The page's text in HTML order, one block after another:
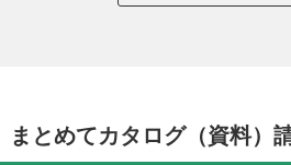
まとめてカタログ（資料）